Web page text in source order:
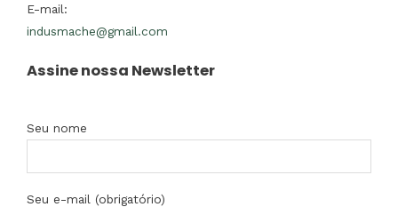
E-mail:
indusmache@gmail.com
Assine nossa Newsletter
Seu nome
Seu e-mail (obrigatório)